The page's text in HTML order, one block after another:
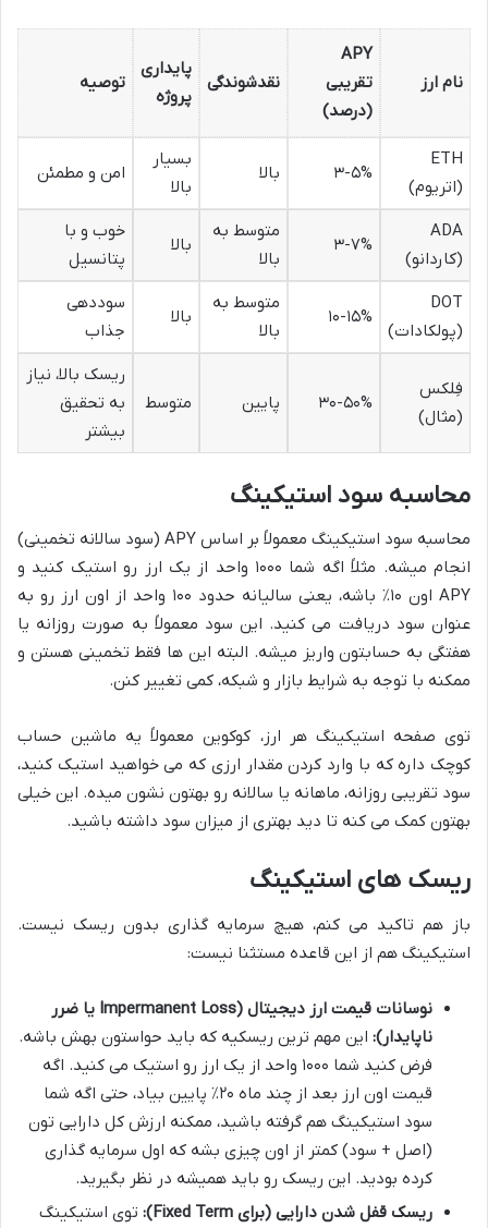
نام ارز
APY
تقریبی
(درصد)
نقدشوندگی
پایداری
پروژه
توصیه
ETH
(اتریوم)
۳-۵% بالا
بسیار
بالا
امن و مطمئن
ADA
(کاردانو)
۳-۷%
متوسط به
بالا
بالا
خوب و با
پتانسیل
DOT
(پولکادات)
۱۰-۱۵%
متوسط به
بالا
بالا
سوددهی
جذاب
فِلکس
(مثال)
۳۰-۵۰% پایین متوسط
ریسک بالا، نیاز
به تحقیق
بیشتر
محاسبه سود استیکینگ
محاسبه سود استیکینگ معمولاً بر اساس APY (سود سالانه تخمینی)
انجام میشه. مثلاً اگه شما ۱۰۰۰ واحد از یک ارز رو استیک کنید و
APY اون ۱۰٪ باشه، یعنی سالیانه حدود ۱۰۰ واحد از اون ارز رو به
عنوان سود دریافت می کنید. این سود معمولاً به صورت روزانه یا
هفتگی به حسابتون واریز میشه. البته این ها فقط تخمینی هستن و
ممکنه با توجه به شرایط بازار و شبکه، کمی تغییر کنن.
توی صفحه استیکینگ هر ارز، کوکوین معمولاً یه ماشین حساب
کوچک داره که با وارد کردن مقدار ارزی که می خواهید استیک کنید،
سود تقریبی روزانه، ماهانه یا سالانه رو بهتون نشون میده. این خیلی
بهتون کمک می کنه تا دید بهتری از میزان سود داشته باشید.
ریسک های استیکینگ
باز هم تاکید می کنم، هیچ سرمایه گذاری بدون ریسک نیست.
استیکینگ هم از این قاعده مستثنا نیست:
نوسانات قیمت ارز دیجیتال (Impermanent Loss یا ضرر
ناپایدار): این مهم ترین ریسکیه که باید حواستون بهش باشه.
فرض کنید شما ۱۰۰۰ واحد از یک ارز رو استیک می کنید. اگه
قیمت اون ارز بعد از چند ماه ۲۰٪ پایین بیاد، حتی اگه شما
سود استیکینگ هم گرفته باشید، ممکنه ارزش کل دارایی تون
(اصل + سود) کمتر از اون چیزی بشه که اول سرمایه گذاری
کرده بودید. این ریسک رو باید همیشه در نظر بگیرید.
ریسک قفل شدن دارایی (برای Fixed Term):
توی استیکینگ